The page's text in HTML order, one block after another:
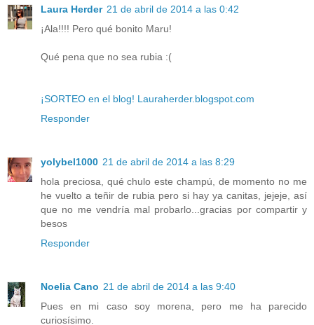
Laura Herder 21 de abril de 2014 a las 0:42
¡Ala!!!! Pero qué bonito Maru!
Qué pena que no sea rubia :(
¡SORTEO en el blog! Lauraherder.blogspot.com
Responder
yolybel1000 21 de abril de 2014 a las 8:29
hola preciosa, qué chulo este champú, de momento no me
he vuelto a teñir de rubia pero si hay ya canitas, jejeje, así
que no me vendría mal probarlo...gracias por compartir y
besos
Responder
Noelia Cano 21 de abril de 2014 a las 9:40
Pues en mi caso soy morena, pero me ha parecido
curiosísimo.